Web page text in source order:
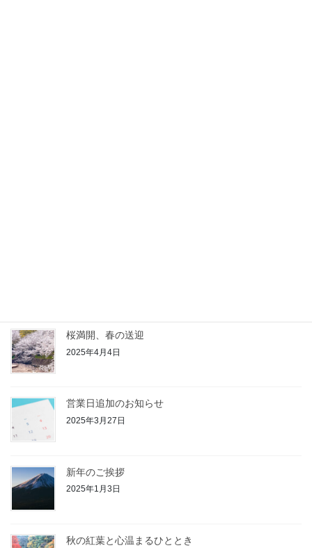
桜満開、春の送迎
2025年4月4日
営業日追加のお知らせ
2025年3月27日
新年のご挨拶
2025年1月3日
秋の紅葉と心温まるひととき